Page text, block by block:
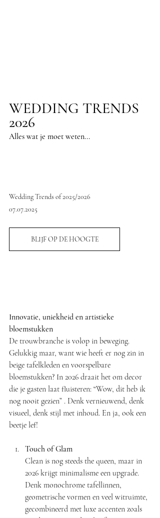
WEDDING TRENDS
2026
Alles wat je moet weten...
Wedding Trends of 2025/2026
07.07.2025
BLIJF OP DE HOOGTE
Innovatie, uniekheid en artistieke
bloemstukken
De trouwbranche is volop in beweging.
Gelukkig maar, want wie heeft er nog zin in
beige tafelkleden en voorspelbare
bloemstukken? In 2026 draait het om decor
die je gasten laat fluisteren: “Wow, dit heb ik
nog nooit gezien” . Denk vernieuwend, denk
visueel, denk stijl met inhoud. En ja, ook een
beetje lef!
Touch of Glam
Clean is nog steeds the queen, maar in
2026 krijgt minimalisme een upgrade.
Denk monochrome tafellinnen,
geometrische vormen en veel witruimte,
gecombineerd met luxe accenten zoals